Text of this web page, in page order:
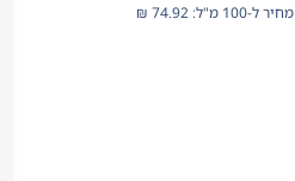
מחיר ל-100 מ"ל: ₪ 74.92